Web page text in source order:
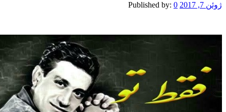
Published by: 0